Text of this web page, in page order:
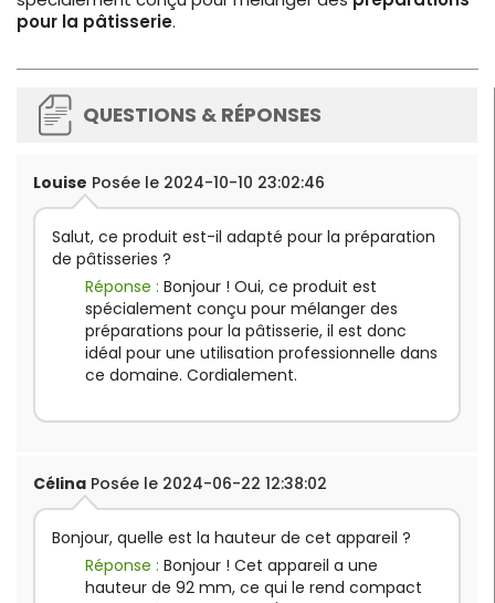
pour la pâtisserie.
QUESTIONS & RÉPONSES
Louise Posée le 2024-10-10 23:02:46
Salut, ce produit est-il adapté pour la préparation
de pâtisseries ?
Réponse : Bonjour ! Oui, ce produit est
spécialement conçu pour mélanger des
préparations pour la pâtisserie, il est donc
idéal pour une utilisation professionnelle dans
ce domaine. Cordialement.
Célina Posée le 2024-06-22 12:38:02
Bonjour, quelle est la hauteur de cet appareil ?
Réponse : Bonjour ! Cet appareil a une
hauteur de 92 mm, ce qui le rend compact